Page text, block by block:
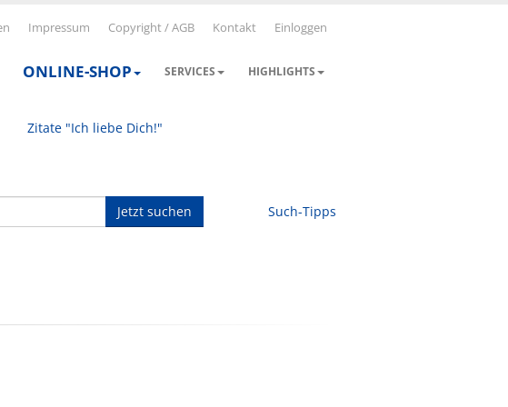
Impressum Copyright / AGB Kontakt Einloggen
ONLINE-SHOP SERVICES HIGHLIGHTS
Zitate "Ich liebe Dich!"
Jetzt suchen Such-Tipps